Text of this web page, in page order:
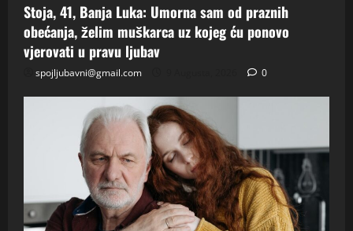
Stoja, 41, Banja Luka: Umorna sam od praznih
obećanja, želim muškarca uz kojeg ću ponovo
vjerovati u pravu ljubav
spojljubavni@gmail.com 0